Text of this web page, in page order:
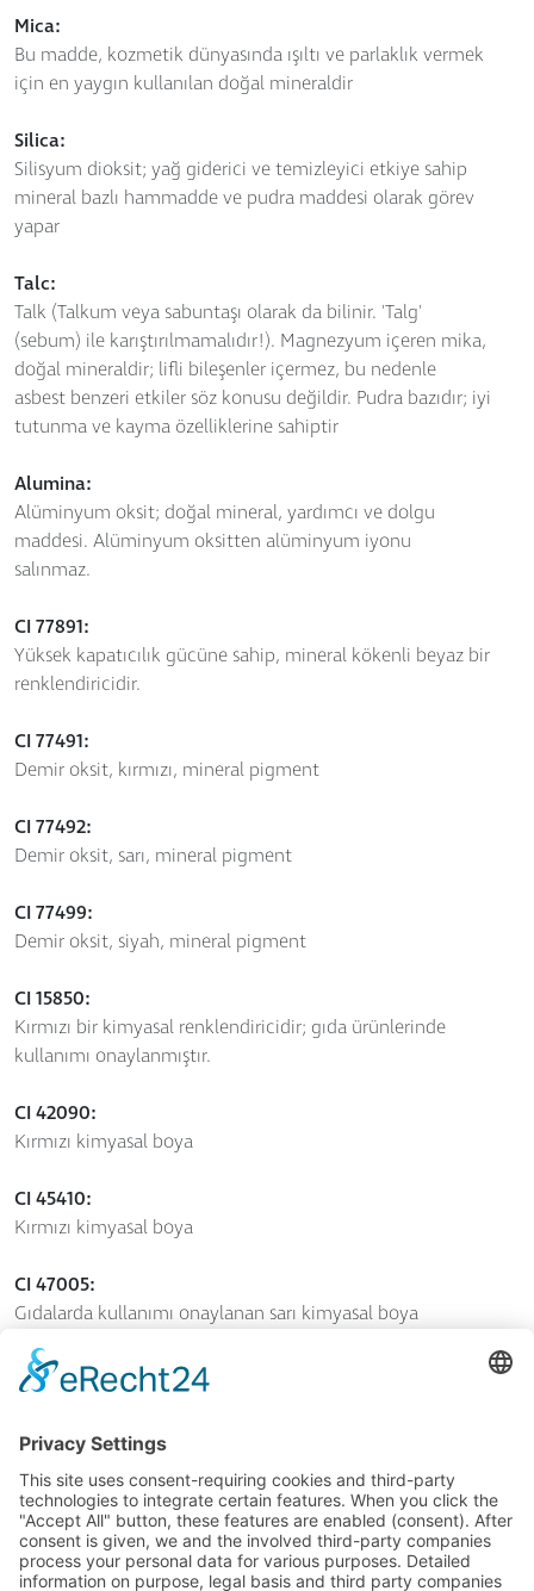
Mica:
Bu madde, kozmetik dünyasında ışıltı ve parlaklık vermek
için en yaygın kullanılan doğal mineraldir
Silica:
Silisyum dioksit; yağ giderici ve temizleyici etkiye sahip
mineral bazlı hammadde ve pudra maddesi olarak görev
yapar
Talc:
Talk (Talkum veya sabuntaşı olarak da bilinir. 'Talg'
(sebum) ile karıştırılmamalıdır!). Magnezyum içeren mika,
doğal mineraldir; lifli bileşenler içermez, bu nedenle
asbest benzeri etkiler söz konusu değildir. Pudra bazıdır; iyi
tutunma ve kayma özelliklerine sahiptir
Alumina:
Alüminyum oksit; doğal mineral, yardımcı ve dolgu
maddesi. Alüminyum oksitten alüminyum iyonu
salınmaz.
CI 77891:
Yüksek kapatıcılık gücüne sahip, mineral kökenli beyaz bir
renklendiricidir.
CI 77491:
Demir oksit, kırmızı, mineral pigment
CI 77492:
Demir oksit, sarı, mineral pigment
CI 77499:
Demir oksit, siyah, mineral pigment
CI 15850:
Kırmızı bir kimyasal renklendiricidir; gıda ürünlerinde
kullanımı onaylanmıştır.
CI 42090:
Kırmızı kimyasal boya
CI 45410:
Kırmızı kimyasal boya
CI 47005:
Gıdalarda kullanımı onaylanan sarı kimyasal boya
CI 77489:
Demir oksit, turuncu, mineral pigment
CI 77510:
Tarihte "Berlin Mavisi" veya "Prusya Mavisi" olarak
adlandırılan, mineral kökenli koyu mavi bir
renklendiricidir.